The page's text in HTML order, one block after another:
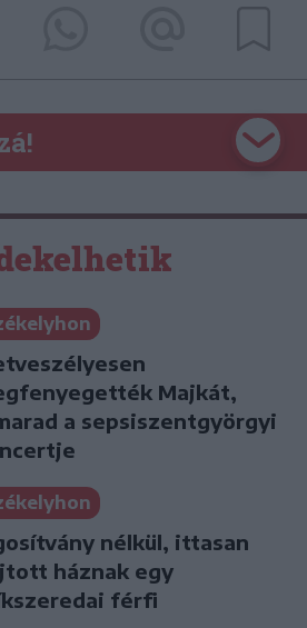
Majkát,
a sepsiszentgyörgyi
nélkül, ittasan
háznak egy
férfi